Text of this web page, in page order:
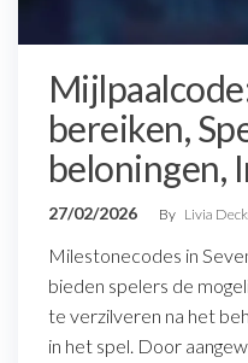
bereiken,
beloningen,
27/02/2026 By Livia
Milestonecodes in
bieden spelers de
te verzilveren na het
in het spel. Door